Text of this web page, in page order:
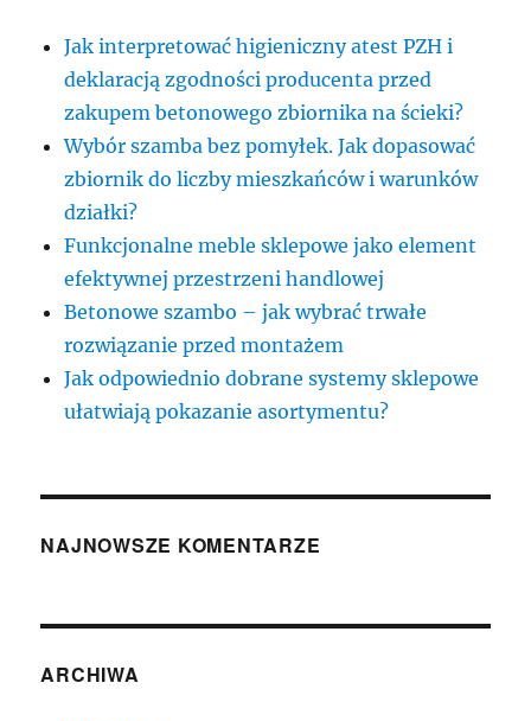
Jak interpretować higieniczny atest PZH i
deklaracją zgodności producenta przed
zakupem betonowego zbiornika na ścieki?
Wybór szamba bez pomyłek. Jak dopasować
zbiornik do liczby mieszkańców i warunków
działki?
Funkcjonalne meble sklepowe jako element
efektywnej przestrzeni handlowej
Betonowe szambo – jak wybrać trwałe
rozwiązanie przed montażem
Jak odpowiednio dobrane systemy sklepowe
ułatwiają pokazanie asortymentu?
NAJNOWSZE KOMENTARZE
ARCHIWA